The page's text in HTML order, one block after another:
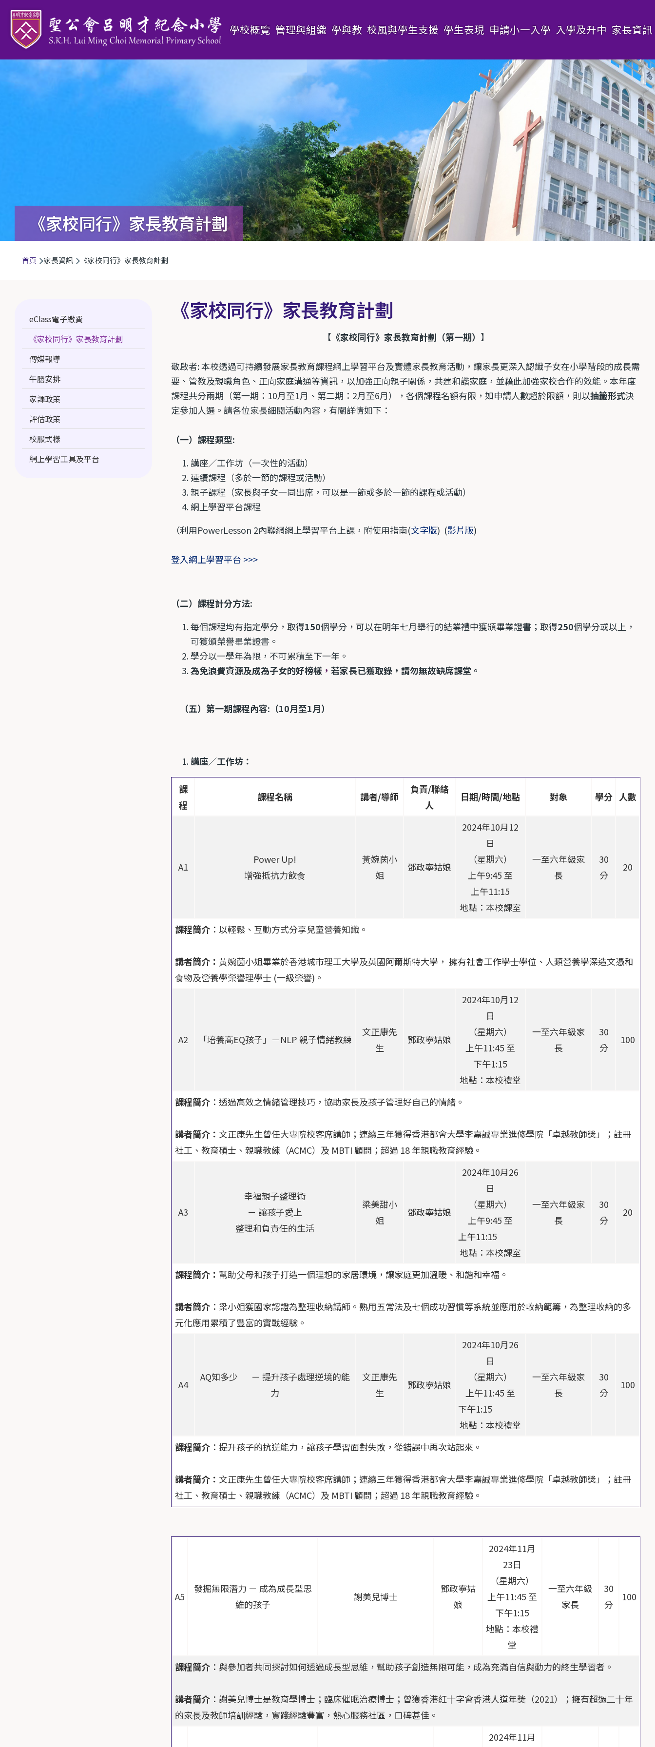
移至主內容 Main
navigation
學校概覽 管理與組織 學與教 校風與學生支援 學生表現 申請小一入學 入學及升中 家長資訊
《家校同行》家長教育計劃
航
首頁 家長資訊 《家校同行》家長教育計劃
《家校同行》家長教育計劃
【《家校同行》家長教育計劃（第一期） 】
敬啟者: 本校透過可持續發展家長教育課程網上學習平台及實體家長教育活動，讓家長更深入認識子女在小學階段的成長需
要、管教及親職角色、正向家庭溝通等資訊，以加強正向親子關係，共建和諧家庭，並藉此加強家校合作的效能。本年度
課程共分兩期（第一期：10月至1月、第二期：2月至6月），各個課程名額有限，如申請人數超於限額，則以抽籤形式決
定參加人選。請各位家長細閱活動內容，有關詳情如下：
（一）課程類型:
講座／工作坊（一次性的活動）
連續課程（多於一節的課程或活動）
親子課程（家長與子女一同出席，可以是一節或多於一節的課程或活動）
網上學習平台課程
（利用PowerLesson 2內聯網網上學習平台上課，附使用指南(文字版) (影片版)
登入網上學習平台 >>>
（二）課程計分方法:
每個課程均有指定學分，取得150個學分，可以在明年七月舉行的結業禮中獲頒畢業證書；取得250個學分或以上，
可獲頒榮譽畢業證書。
學分以一學年為限，不可累積至下一年。
為免浪費資源及成為子女的好榜樣 ， 若家長已獲取錄，請勿無故缺席課堂。
（五）第一期課程內容:（10月至1月）
講座／工作坊：
課
程
課程名稱 講者/導師
負責/聯絡
人
日期/時間/地點 對象 學分 人數
A1
Power Up!
增強抵抗⼒飲⾷
⿈婉茵⼩
姐
鄧政寧姑娘
2024年10月12
日
（星期六）
上午9:45 至
上午11:15
地點：本校課室
一至六年級家
長
30
分
20
課程簡介 ：以輕鬆、互動⽅式分享兒童營養知識。
講者簡介： ⿈婉茵⼩姐畢業於⾹港城市理⼯⼤學及英國阿爾斯特⼤學， 擁有社會⼯作學⼠學位、⼈類營養學深造⽂憑和
⾷物及營養學榮譽理學⼠ (⼀級榮譽)。
A2 「培養⾼EQ孩⼦」－NLP 親⼦情緒教練
文正康先
生
鄧政寧姑娘
2024年10月12
日
（星期六）
上午11:45 至
下午1:15
地點：本校禮堂
一至六年級家
長
30
分
100
課程簡介 ：透過高效之情緒管理技巧，協助家長及孩子管理好自己的情緒。
講者簡介： 文正康先生曾任大專院校客席講師；連續三年獲得香港都會大學李嘉誠專業進修學院「卓越教師獎」；註冊
社工、教育碩士、親職教練（ACMC）及 MBTI 顧問；超過 18 年親職教育經驗。
A3
幸福親⼦整理術
－ 讓孩⼦愛上
整理和負責任的⽣活
梁美甜⼩
姐
鄧政寧姑娘
2024年10月26
日
（星期六）
上午9:45 至
上午11:15
地點：本校課室
一至六年級家
長
30
分
20
課程簡介： 幫助⽗母和孩⼦打造⼀個理想的家居環境，讓家庭更加溫暖、和諧和幸福。
講者簡介 ：梁⼩姐獲國家認證為整理收納講師。熟⽤五常法及七個成功習慣等系統並應⽤於收納範籌，為整理收納的多
元化應⽤累積了豐富的實戰經驗。
A4
AQ知多少 － 提升孩⼦處理逆境的能
⼒
文正康先
生
鄧政寧姑娘
2024年10月26
日
（星期六）
上午11:45 至
下午1:15
地點：本校禮堂
一至六年級家
長
30
分
100
課程簡介 ：提升孩子的抗逆能力，讓孩子學習面對失敗，從錯誤中再次站起來。
講者簡介： 文正康先生曾任大專院校客席講師；連續三年獲得香港都會大學李嘉誠專業進修學院「卓越教師獎」；註冊
社工、教育碩士、親職教練（ACMC）及 MBTI 顧問；超過 18 年親職教育經驗。
A5
發掘無限潛⼒ － 成為成⾧型思
維的孩⼦
謝美兒博士
鄧政寧姑
娘
2024年11月
23日
（星期六）
上午11:45 至
下午1:15
地點：本校禮
堂
一至六年級
家長
30
分
100
課程簡介 ：與參加者共同探討如何透過成長型思維，幫助孩子創造無限可能，成為充滿自信與動力的終生學習者。
講者簡介 ：謝美兒博士是教育學博士；臨床催眠治療博士；曾獲⾹港紅⼗字會⾹港⼈道年奬（2021）；擁有超過⼆⼗年
的家⾧及教師培訓經驗，實踐經驗豐富，熱⼼服務社區，口碑甚佳。
2024年11月
navigation
eClass電子繳費
《家校同行》家長教育計劃
傳媒報導
午膳安排
家課政策
評估政策
校服式樣
網上學習工具及平台